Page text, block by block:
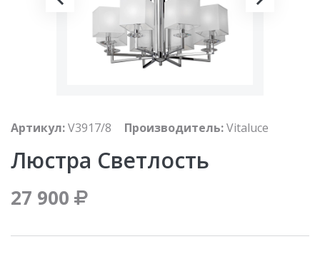
Артикул:V3917/8 Производитель:Vitaluce
Люстра Светлость
27 900